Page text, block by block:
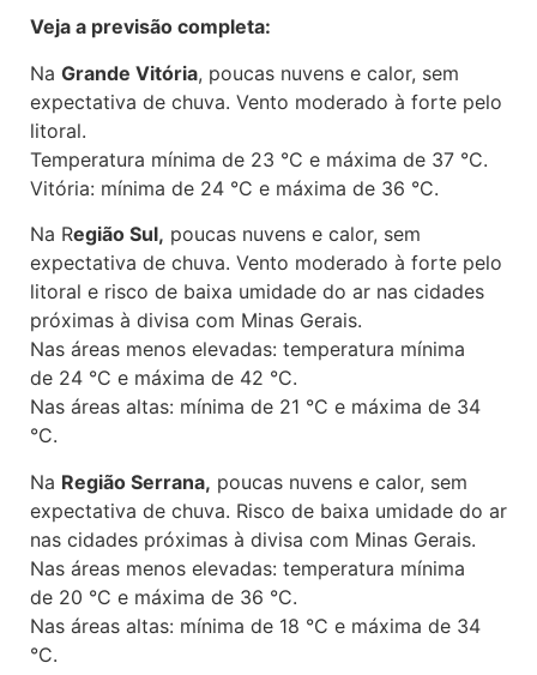
Veja a previsão completa:
Na Grande Vitória, poucas nuvens e calor, sem
expectativa de chuva. Vento moderado à forte pelo
litoral.
Temperatura mínima de 23 °C e máxima de 37 °C.
Vitória: mínima de 24 °C e máxima de 36 °C.
Na Região Sul, poucas nuvens e calor, sem
expectativa de chuva. Vento moderado à forte pelo
litoral e risco de baixa umidade do ar nas cidades
próximas à divisa com Minas Gerais.
Nas áreas menos elevadas: temperatura mínima
de 24 °C e máxima de 42 °C.
Nas áreas altas: mínima de 21 °C e máxima de 34
°C.
Na Região Serrana, poucas nuvens e calor, sem
expectativa de chuva. Risco de baixa umidade do ar
nas cidades próximas à divisa com Minas Gerais.
Nas áreas menos elevadas: temperatura mínima
de 20 °C e máxima de 36 °C.
Nas áreas altas: mínima de 18 °C e máxima de 34
°C.